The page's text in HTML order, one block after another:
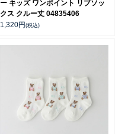
ー キッズ ワンポイント リブソッ
クス クルー丈 04835406
1,320円 (税込)